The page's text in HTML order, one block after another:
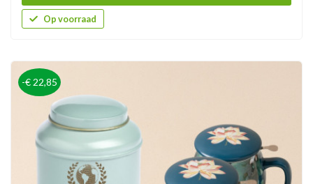
Op voorraad
-€ 22,85